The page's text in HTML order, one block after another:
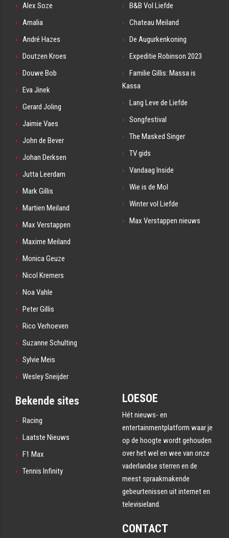
Alex Soze
Amalia
André Hazes
Doutzen Kroes
Douwe Bob
Eva Jinek
Gerard Joling
Jaimie Vaes
John de Bever
Johan Derksen
Jutta Leerdam
Mark Gillis
Martien Meiland
Max Verstappen
Maxime Meiland
Monica Geuze
Nicol Kremers
Noa Vahle
Peter Gillis
Rico Verhoeven
Suzanne Schulting
Sylvie Meis
Wesley Sneijder
B&B Vol Liefde
Chateau Meiland
De Augurkenkoning
Expeditie Robinson 2023
Familie Gillis: Massa is
Kassa
Lang Leve de Liefde
Songfestival
The Masked Singer
TV gids
Vandaag Inside
Wie is de Mol
Winter vol Liefde
Max Verstappen nieuws
Bekende sites
Racing
Laatste Nieuws
F1 Max
Tennis Infinity
LOESOE
Hét nieuws- en
entertainmentplatform waar je
op de hoogte wordt gehouden
over het wel en wee van onze
vaderlandse sterren en de
meest spraakmakende
gebeurtenissen uit internet en
televisieland.
CONTACT